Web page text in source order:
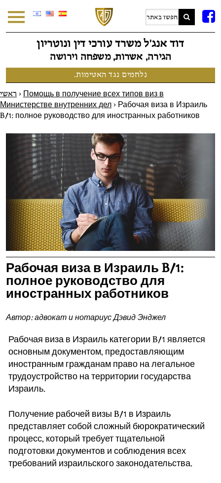
דוד אנג׳ל משרד עורכי דין ונוטריון
הגירה, אשרות, משפחה וירושה
נלחמים נגד האטימות.
ראשי > Помощь в получение всех типов виз в
Министерстве внутренних дел > Рабочая виза в Израиль
B/1: полное руководство для иностранных работников
Рабочая виза в Израиль B/1:
полное руководство для
иностранных работников
Автор: адвокат и нотариус Дэвид Энджел
Рабочая виза в Израиль категории B/1 является
основным документом, предоставляющим
иностранным гражданам право на легальное
трудоустройство на территории государства
Израиль.
Получение рабочей визы B/1 в Израиль
представляет собой сложный бюрократический
процесс, который требует тщательной
подготовки документов и соблюдения всех
требований израильского законодательства.